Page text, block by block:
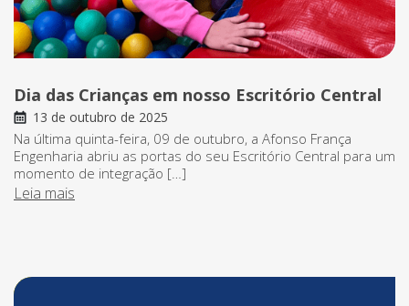
Dia das Crianças em nosso Escritório Central
13 de outubro de 2025
Na última quinta-feira, 09 de outubro, a Afonso França
Engenharia abriu as portas do seu Escritório Central para um
momento de integração […]
Leia mais